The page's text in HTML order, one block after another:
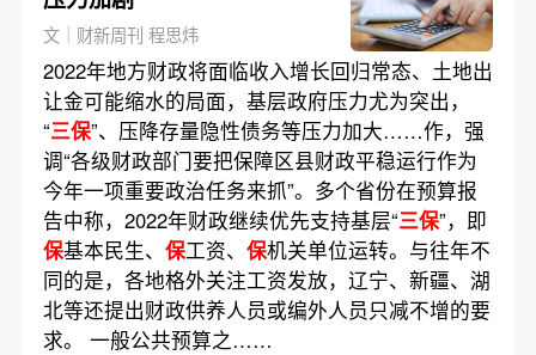
文｜财新周刊 程思炜
2022年地方财政将面临收入增长回归常态、土地出
让金可能缩水的局面，基层政府压力尤为突出，
“三保”、压降存量隐性债务等压力加大……作，强
调“各级财政部门要把保障区县财政平稳运行作为
今年一项重要政治任务来抓”。多个省份在预算报
告中称，2022年财政继续优先支持基层“三保”，即
保基本民生、 保工资、 保机关单位运转。与往年不
同的是，各地格外关注工资发放，辽宁、新疆、湖
北等还提出财政供养人员或编外人员只减不增的要
求。 一般公共预算之……